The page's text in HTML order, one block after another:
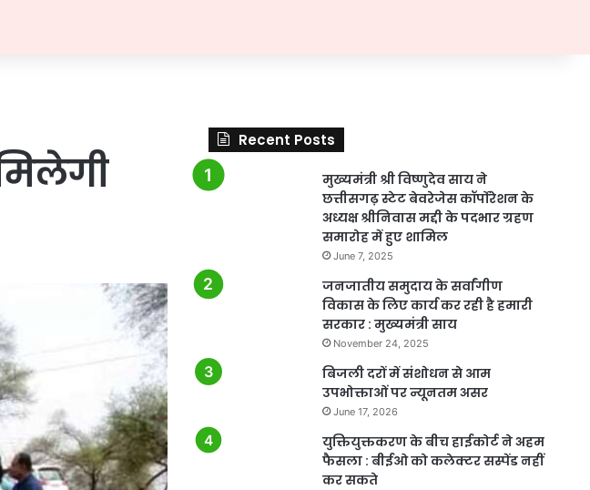
Recent Posts
मुख्यमंत्री श्री विष्णुदेव साय ने
छत्तीसगढ़ स्टेट बेवरेजेस कॉर्पोरेशन के
अध्यक्ष श्रीनिवास मद्दी के पदभार ग्रहण
समारोह में हुए शामिल
June 7, 2025
जनजातीय समुदाय के सर्वांगीण
विकास के लिए कार्य कर रही है हमारी
सरकार : मुख्यमंत्री साय
November 24, 2025
बिजली दरों में संशोधन से आम
उपभोक्ताओं पर न्यूनतम असर
June 17, 2026
युक्तियुक्तकरण के बीच हाईकोर्ट ने अहम
फैसला : बीईओ को कलेक्टर सस्पेंड नहीं
कर सकते